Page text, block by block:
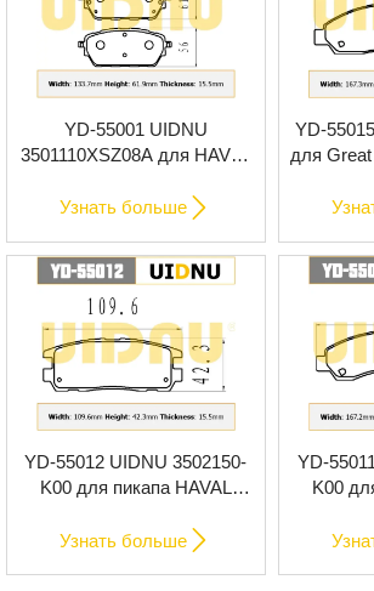
YD-55001 UIDNU
3501110XSZ08A для HAVAL
керамические тормозные
Узнать больше 
YD-
для
YD-55012 UIDNU 3502150-
K00 для пикапа HAVAL
задние керамические
Узнать больше 
YD-
K00